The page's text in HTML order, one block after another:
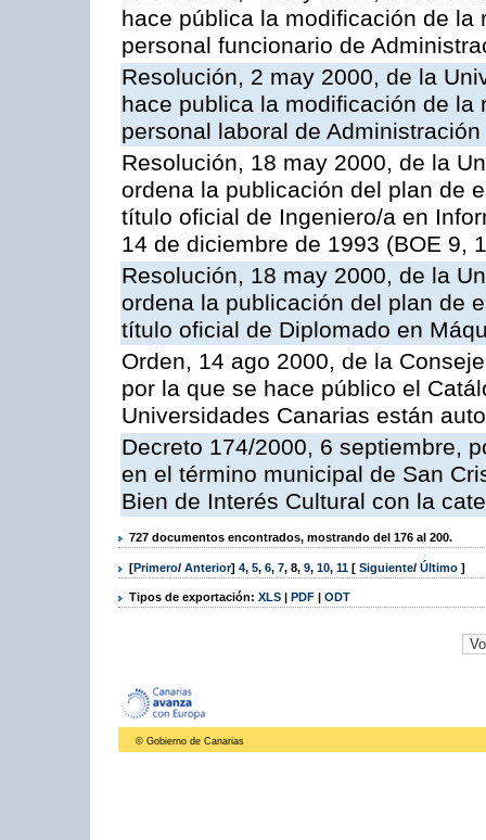
hace pública la modificación de
personal funcionario de
Resolución, 2 may 2000, de la
hace publica la modificación de
personal laboral de
Resolución, 18 may 2000, de la
ordena la publicación del plan de
título oficial de Ingeniero/a en
14 de diciembre de 1993 (BOE 9,
Resolución, 18 may 2000, de la
ordena la publicación del plan de
título oficial de Diplomado en
Orden, 14 ago 2000, de la
por la que se hace público el
Universidades Canarias están
Decreto 174/2000, 6 septiembre,
en el término municipal de San
Bien de Interés Cultural con la
727 documentos encontrados, mostrando del 176 al 200.
[Primero/ Anterior] 4, 5, 6, 7, 8, 9, 10, 11 [ Siguiente/ Último ]
Tipos de exportación: XLS | PDF | ODT
© Gobierno de Canarias